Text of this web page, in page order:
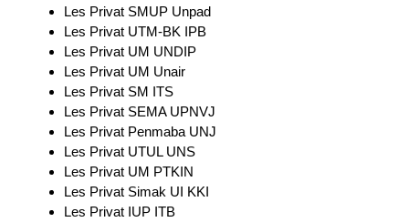
Les Privat SMUP Unpad
Les Privat UTM-BK IPB
Les Privat UM UNDIP
Les Privat UM Unair
Les Privat SM ITS
Les Privat SEMA UPNVJ
Les Privat Penmaba UNJ
Les Privat UTUL UNS
Les Privat UM PTKIN
Les Privat Simak UI KKI
Les Privat IUP ITB